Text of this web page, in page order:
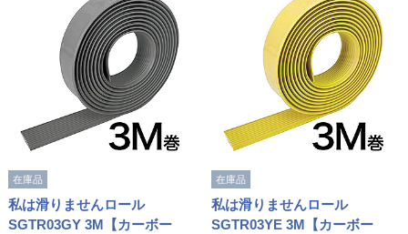
在庫品
私は滑りませんロール
SGTR03GY 3M【カーボー
在庫品
私は滑りませんロール
SGTR03YE 3M【カーボー